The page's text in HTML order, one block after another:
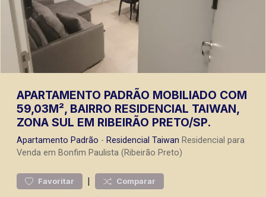
APARTAMENTO PADRÃO MOBILIADO COM
59,03M², BAIRRO RESIDENCIAL TAIWAN,
ZONA SUL EM RIBEIRÃO PRETO/SP.
Apartamento Padrão - Residencial Taiwan Residencial para
Venda em Bonfim Paulista (Ribeirão Preto)
Favoritar | Comparar